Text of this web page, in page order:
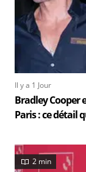
Il y a 1 Jour
Bradley Cooper
Paris : ce détail
2 min